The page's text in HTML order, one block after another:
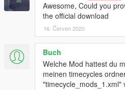
Awesome, Could you
the official download
16. Červen 2020
Buch
Welche Mod hattest du
meinen timecycles